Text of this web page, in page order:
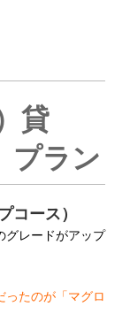
貸
プラン
コース）
グレードがアップ
ったのが「マグロ